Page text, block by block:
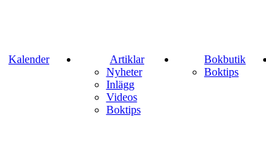
Kalender
Artiklar
Nyheter
Inlägg
Videos
Boktips
Bokbutik
Boktips